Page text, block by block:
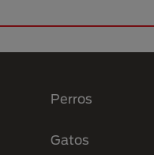
Perros
Gatos